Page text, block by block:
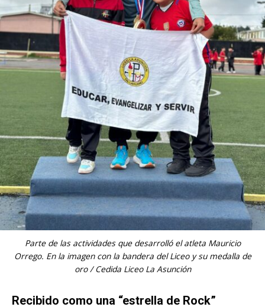
Parte de las actividades que desarrolló el atleta Mauricio
Orrego. En la imagen con la bandera del Liceo y su medalla de
oro / Cedida Liceo La Asunción
Recibido como una “estrella de Rock”